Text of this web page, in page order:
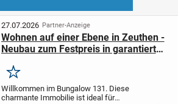
27.07.2026 Partner-Anzeige
Wohnen auf einer Ebene in Zeuthen -
Neubau zum Festpreis in garantierter
Merken
Willkommen im Bungalow 131. Diese
charmante Immobilie ist ideal für